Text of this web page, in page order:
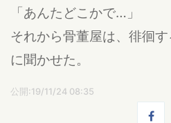
「あんたどこかで…」
それから骨董屋は、徘徊
に聞かせた。
公開:19/11/24 08:35